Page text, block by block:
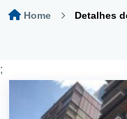
Home Detalhes
;